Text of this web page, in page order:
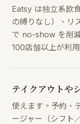
Eatsy は独立系飲
の縛りなし）、リ
で no-show を削
100店舗以上が利
テイクアウトや
使えます。予約、
ージャー（シフト